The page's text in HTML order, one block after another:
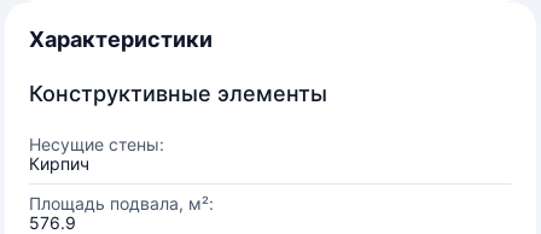
Характеристики
Конструктивные элементы
Несущие стены:
Кирпич
Площадь подвала, м²:
576.9